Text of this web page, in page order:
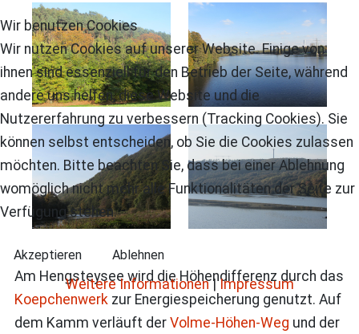
Am Hengsteysee wird die Höhendifferenz durch das
Koepchenwerk zur Energiespeicherung genutzt. Auf
dem Kamm verläuft der Volme-Höhen-Weg und der
Wir benutzen Cookies
Wir nutzen Cookies auf unserer Website. Einige von
ihnen sind essenziell für den Betrieb der Seite, während
andere uns helfen, diese Website und die
Nutzererfahrung zu verbessern (Tracking Cookies). Sie
können selbst entscheiden, ob Sie die Cookies zulassen
möchten. Bitte beachten Sie, dass bei einer Ablehnung
womöglich nicht mehr alle Funktionalitäten der Seite zur
Verfügung stehen.
Akzeptieren Ablehnen
Weitere Informationen|Impressum